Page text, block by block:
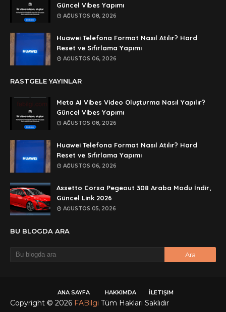
Anonymous
dedezıplatan31 beğend👌
Anonymous
rar dosyasının şifresi nedir
Anonymous
lan şifre ne şifre
şifre ne
Güncel Vibes Yapımı
AĞUSTOS 08, 2026
Huawei Telefona Format Nasıl Atılır? Hard
Reset ve Sıfırlama Yapımı
AĞUSTOS 06, 2026
RASTGELE YAYINLAR
Meta AI Vibes Video Oluşturma Nasıl Yapılır?
Güncel Vibes Yapımı
AĞUSTOS 08, 2026
Huawei Telefona Format Nasıl Atılır? Hard
Reset ve Sıfırlama Yapımı
AĞUSTOS 06, 2026
Assetto Corsa Pegeout 308 Araba Modu İndir,
Güncel Link 2026
AĞUSTOS 05, 2026
BU BLOGDA ARA
ANA SAYFA HAKKIMDA İLETIŞIM
Copyright © 2026 FABilgi Tüm Hakları Saklıdır